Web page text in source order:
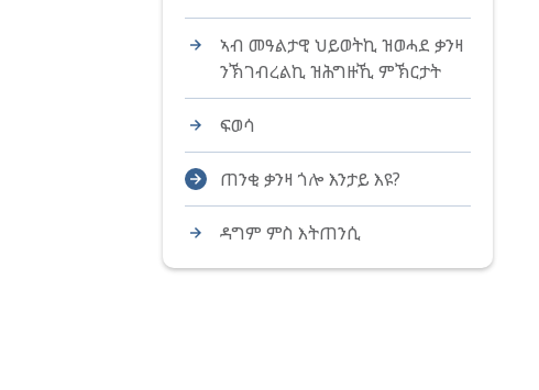
ኣብ መዓልታዊ ህይወትኪ ዝወሓደ ቃንዛ
ንኽገብረልኪ ዝሕግዙኺ ምኽርታት
ፍወሳ
ጠንቂ ቃንዛ ጎሎ እንታይ እዩ?
ዳግም ምስ እትጠንሲ